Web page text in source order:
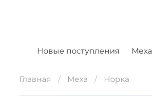
Новые поступления Меха
Главная Меха Норка